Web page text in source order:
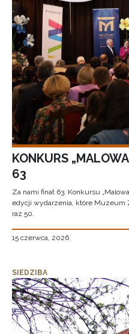
KONKURS
63
Za nami finał 63. Konkursu
edycji wydarzenia, które Muzeum
raz 50.
15 czerwca, 2026
SIEDZIBA